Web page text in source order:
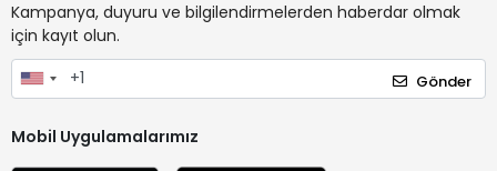
Kampanya, duyuru ve bilgilendirmelerden haberdar olmak
için kayıt olun.
Gönder
Mobil Uygulamalarımız